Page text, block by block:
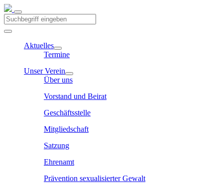
Aktuelles
Termine
Unser Verein
Über uns
Vorstand und Beirat
Geschäftsstelle
Mitgliedschaft
Satzung
Ehrenamt
Prävention sexualisierter Gewalt